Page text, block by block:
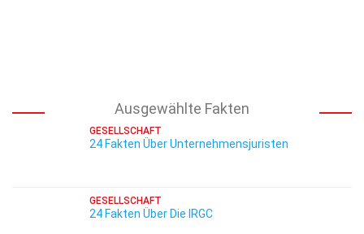
Ausgewählte Fakten
GESELLSCHAFT
24 Fakten Über Unternehmensjuristen
GESELLSCHAFT
24 Fakten Über Die IRGC